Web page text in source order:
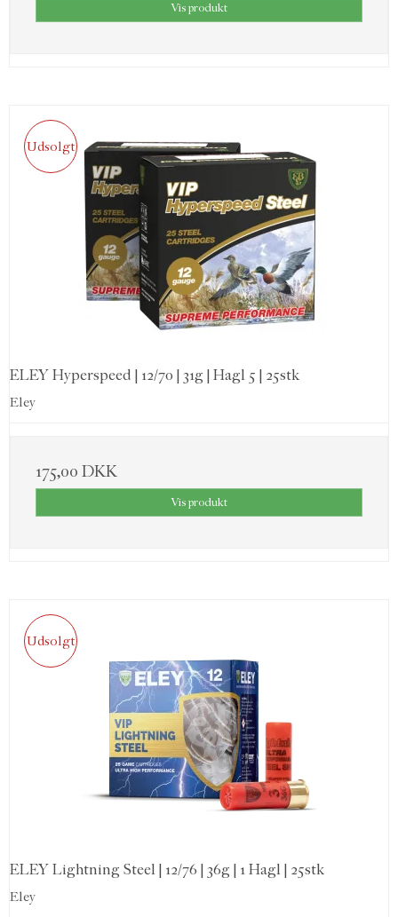
Vis produkt
Udsolgt
ELEY Hyperspeed | 12/70 | 31g | Hagl 5 | 25stk
Eley
175,00 DKK
Vis produkt
Udsolgt
ELEY Lightning Steel | 12/76 | 36g | 1 Hagl | 25stk
Eley